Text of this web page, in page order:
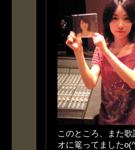
このところ、また
オに篭ってました